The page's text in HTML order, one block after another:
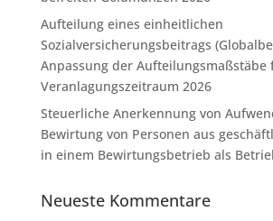
Aufteilung eines einheitlichen
Sozialversicherungsbeitrags
Anpassung der Aufteilungsmaßstäbe
Veranlagungszeitraum 2026
Steuerliche Anerkennung von
Bewirtung von Personen aus
in einem Bewirtungsbetrieb als
Neueste Kommentare